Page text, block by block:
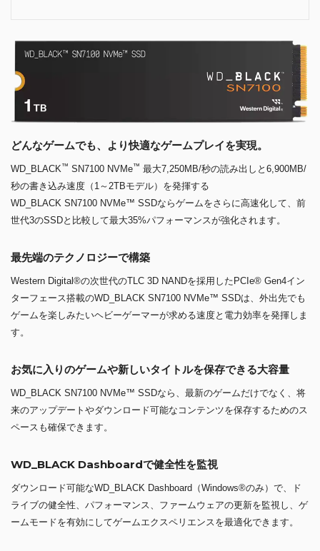
どんなゲームでも、より快適なゲームプレイを実現。
WD_BLACK™ SN7100 NVMe™ 最大7,250MB/秒の読み出しと6,900MB/
秒の書き込み速度（1～2TBモデル）を発揮する
WD_BLACK SN7100 NVMe™ SSDならゲームをさらに高速化して、前
世代3のSSDと比較して最大35%パフォーマンスが強化されます。
最先端のテクノロジーで構築
Western Digital®の次世代のTLC 3D NANDを採用したPCIe® Gen4イン
ターフェース搭載のWD_BLACK SN7100 NVMe™ SSDは、外出先でも
ゲームを楽しみたいヘビーゲーマーが求める速度と電力効率を発揮しま
す。
お気に入りのゲームや新しいタイトルを保存できる大容量
WD_BLACK SN7100 NVMe™ SSDなら、最新のゲームだけでなく、将
来のアップデートやダウンロード可能なコンテンツを保存するためのス
ペースも確保できます。
WD_BLACK Dashboardで健全性を監視
ダウンロード可能なWD_BLACK Dashboard（Windows®のみ）で、ド
ライブの健全性、パフォーマンス、ファームウェアの更新を監視し、ゲ
ームモードを有効にしてゲームエクスペリエンスを最適化できます。